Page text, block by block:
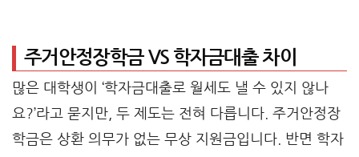
주거안정장학금 VS 학자금대출 차이
많은 대학생이 ‘학자금대출로 월세도 낼 수 있지 않나
요?’라고 묻지만, 두 제도는 전혀 다릅니다. 주거안정장
학금은 상환 의무가 없는 무상 지원금입니다. 반면 학자